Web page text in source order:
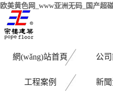
欧美黄色网_www亚洲无码_国产超
網(wǎng)站首頁 公
工程案例 新